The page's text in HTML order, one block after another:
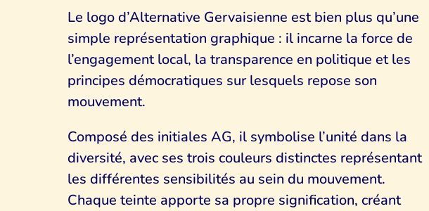
Le logo d’Alternative Gervaisienne est bien plus qu’une
simple représentation graphique : il incarne la force de
l’engagement local, la transparence en politique et les
principes démocratiques sur lesquels repose son
mouvement.
Composé des initiales AG, il symbolise l’unité dans la
diversité, avec ses trois couleurs distinctes représentant
les différentes sensibilités au sein du mouvement.
Chaque teinte apporte sa propre signification, créant